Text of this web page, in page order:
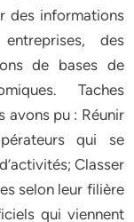
des informations
des
de bases de
Taches
avons pu : Réunir
qui se
Classer
selon leur filière
qui viennent